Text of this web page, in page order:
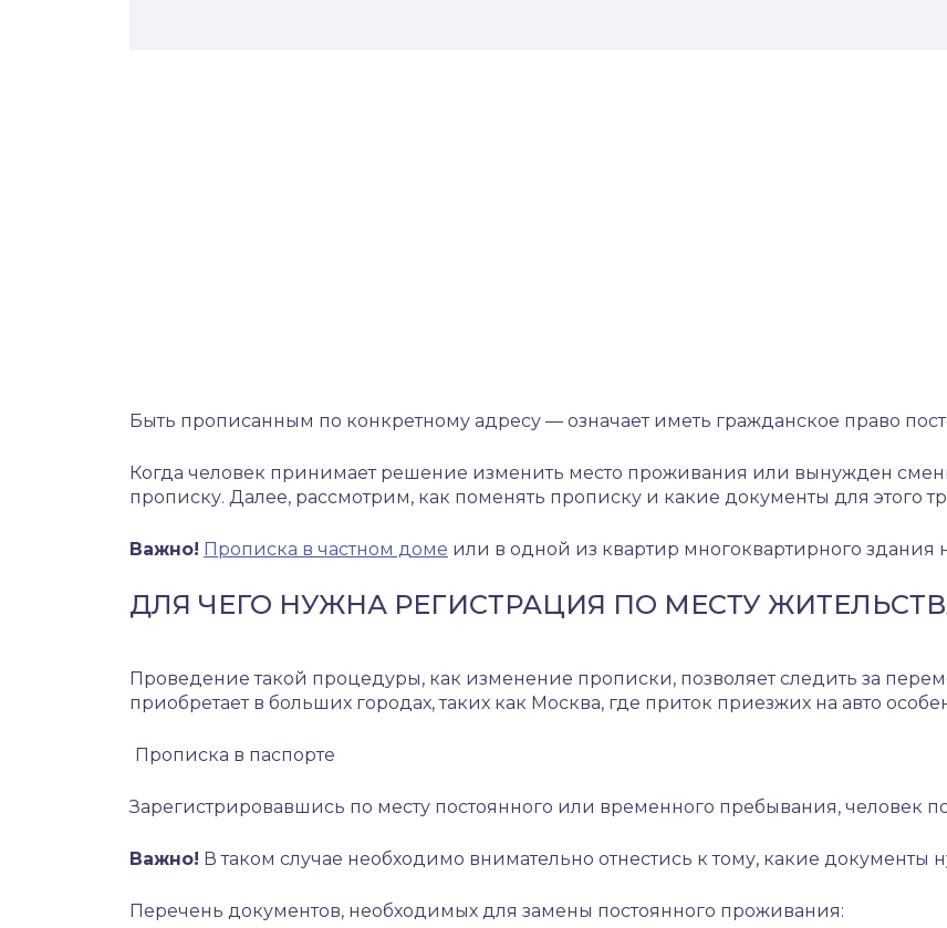
Быть прописанным по конкретному адресу — означает иметь гражданское право
Когда человек принимает решение изменить место проживания или вынужден
прописку. Далее, рассмотрим, как поменять прописку и какие документы для этого
Важно! Прописка в частном доме или в одной из квартир многоквартирного здания
ДЛЯ ЧЕГО НУЖНА РЕГИСТРАЦИЯ ПО МЕСТУ
Проведение такой процедуры, как изменение прописки, позволяет следить за
приобретает в больших городах, таких как Москва, где приток приезжих на авто
Прописка в паспорте
Зарегистрировавшись по месту постоянного или временного пребывания,
Важно! В таком случае необходимо внимательно отнестись к тому, какие
Перечень документов, необходимых для замены постоянного проживания: